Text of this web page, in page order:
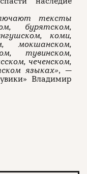
тексты
бурятском,
коми,
мокшанском,
тувинском,
чеченском,
языках», —
Владимир